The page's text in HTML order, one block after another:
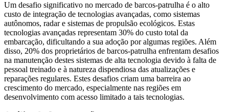
Um desafio significativo no mercado de barcos-patrulha é o alto
custo de integração de tecnologias avançadas, como sistemas
autônomos, radar e sistemas de propulsão ecológicos. Estas
tecnologias avançadas representam 30% do custo total da
embarcação, dificultando a sua adoção por algumas regiões. Além
disso, 20% dos proprietários de barcos-patrulha enfrentam desafios
na manutenção destes sistemas de alta tecnologia devido à falta de
pessoal treinado e à natureza dispendiosa das atualizações e
reparações regulares. Estes desafios criam uma barreira ao
crescimento do mercado, especialmente nas regiões em
desenvolvimento com acesso limitado a tais tecnologias.